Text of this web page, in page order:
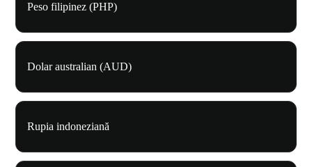
Peso filipinez (PHP)
Dolar australian (AUD)
Rupia indoneziană